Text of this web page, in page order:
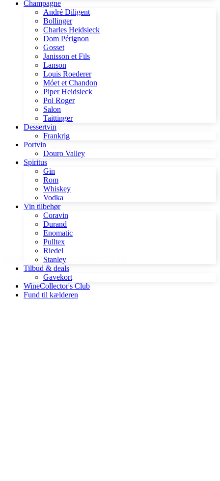
Champagne
André Diligent
Bollinger
Charles Heidsieck
Dom Pérignon
Gosset
Janisson et Fils
Lanson
Louis Roederer
Móet et Chandon
Piper Heidsieck
Pol Roger
Salon
Taittinger
Dessertvin
Frankrig
Portvin
Douro Valley
Spiritus
Gin
Rom
Whiskey
Vodka
Vin tilbehør
Coravin
Durand
Enomatic
Pulltex
Riedel
Stanley
Tilbud & deals
Gavekort
WineCollector's Club
Fund til kælderen
Merry Edwards Pinot Noir 2019
879,00 kr.
Tilføj til kurv